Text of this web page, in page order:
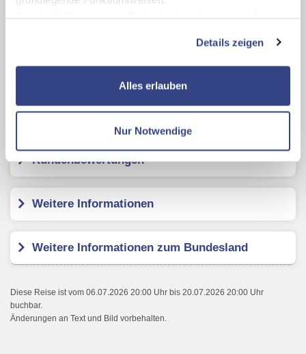
zusätzliche Dienste bzw. Technologien von Drittanbietern
nutzen und uns sowie Dritten weitere Personalisierungen
ermöglichen, dabei kommt es auch zu Übermittlungen
Datenschutzseite
Mit Klick auf "Alles erlauben" stimmen Sie der
Verwendung der Cookies & Plugins auf unseren
Details zeigen
Alles erlauben
Nur Notwendige
Vital & Sporthotel Brixen
Kundenbewertungen
Weitere Informationen
Weitere Informationen zum Bundesland
Diese Reise ist vom 06.07.2026 20:00 Uhr bis 20.07.2026 20:00 Uhr
buchbar.
Änderungen an Text und Bild vorbehalten.